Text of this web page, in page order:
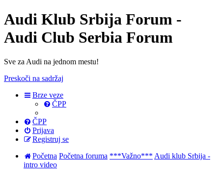
Audi Klub Srbija Forum -
Audi Club Serbia Forum
Sve za Audi na jednom mestu!
Preskoči na sadržaj
Brze veze
ČPP
ČPP
Prijava
Registruj se
Početna Početna foruma ***Važno*** Audi klub Srbija -
intro video